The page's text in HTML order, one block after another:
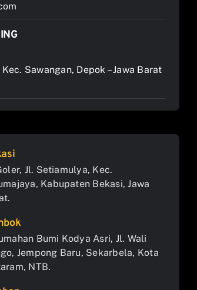
Sawangan, Depok – Jawa Barat
Jl. Setiamulya, Kec.
Kabupaten Bekasi, Jawa
Bumi Kodya Asri, Jl. Wali
Jempong Baru, Sekarbela, Kota
NTB.